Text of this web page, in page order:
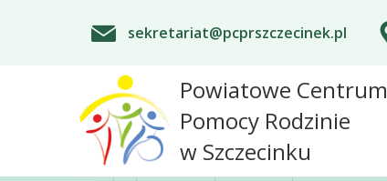
sekretariat@pcprszczecinek.pl
Powiatowe Centrum
Pomocy Rodzinie
w Szczecinku